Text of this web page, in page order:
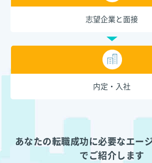
志望企業と面接
内定・入社
あなたの転職成功に必要なエー
でご紹介します